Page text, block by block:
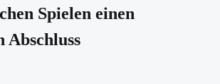
Spielen einen
Abschluss